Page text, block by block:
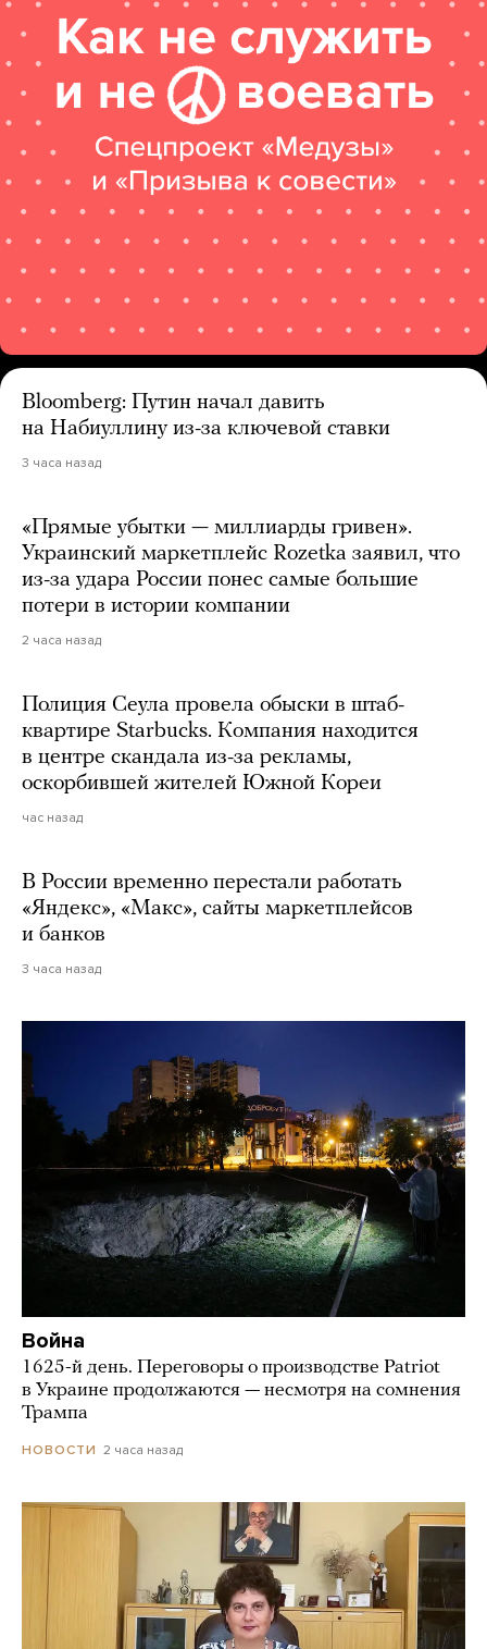
Bloomberg: Путин начал давить
на Набиуллину из-за ключевой ставки
3 часа назад
«Прямые убытки — миллиарды гривен».
Украинский маркетплейс Rozetka заявил, что
из-за удара России понес самые большие
потери в истории компании
2 часа назад
Полиция Сеула провела обыски в штаб-
квартире Starbucks. Компания находится
в центре скандала из-за рекламы,
оскорбившей жителей Южной Кореи
час назад
В России временно перестали работать
«Яндекс», «Макс», сайты маркетплейсов
и банков
3 часа назад
Война
1625-й день. Переговоры о производстве Patriot
в Украине продолжаются — несмотря на сомнения
Трампа
НОВОСТИ 2 часа назад